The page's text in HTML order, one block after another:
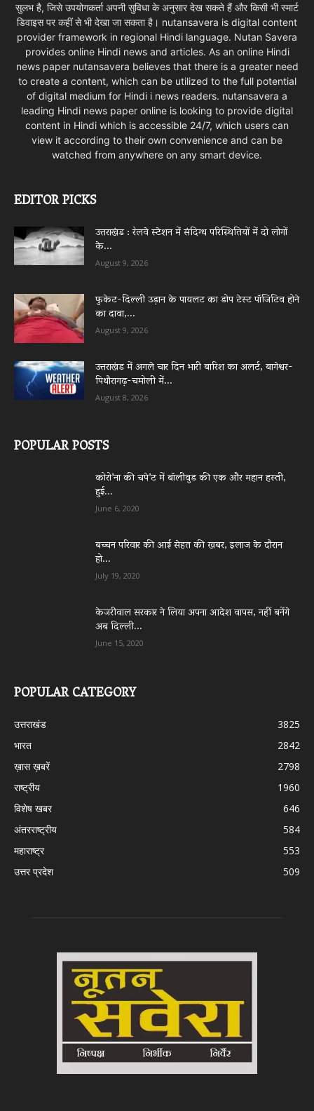
सुलभ है, जिसे उपयोगकर्ता अपनी सुविधा के अनुसार देख सकते हैं और किसी भी स्मार्ट
डिवाइस पर कहीं से भी देखा जा सकता है। nutansavera is digital content
provider framework in regional Hindi language. Nutan Savera
provides online Hindi news and articles. As an online Hindi
news paper nutansavera believes that there is a greater need
to create a content, which can be utilized to the full potential
of digital medium for Hindi i news readers. nutansavera a
leading Hindi news paper online is looking to provide digital
content in Hindi which is accessible 24/7, which users can
view it according to their own convenience and can be
watched from anywhere on any smart device.
EDITOR PICKS
उत्तराखंड : रेलवे स्टेशन में संदिग्ध परिस्थितियों में दो लोगों
के...
August 9, 2026
फुकेट-दिल्ली उड़ान के पायलट का डोप टेस्ट पॉजिटिव होने
का दावा,...
August 9, 2026
उत्तराखंड में अगले चार दिन भारी बारिश का अलर्ट, बागेश्वर-
पिथौरागढ़-चमोली में...
August 8, 2026
POPULAR POSTS
कोरो’ना की चपे’ट में बॉलीवुड की एक और महान हस्ती,
हुई...
June 6, 2020
बच्चन परिवार की आई सेहत की खबर, इलाज के दौरान
हो...
July 19, 2020
केजरीवाल सरकार ने लिया अपना आदेश वापस, नहीं बनेंगे
अब दिल्ली...
June 15, 2020
POPULAR CATEGORY
उत्तराखंड
3825
भारत
2842
ख़ास ख़बरें
2798
राष्ट्रीय
1960
विशेष खबर
646
अंतरराष्ट्रीय
584
महाराष्ट्र
553
उत्तर प्रदेश
509